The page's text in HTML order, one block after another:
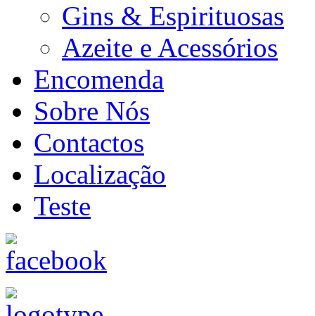
Gins & Espirituosas
Azeite e Acessórios
Encomenda
Sobre Nós
Contactos
Localização
Teste